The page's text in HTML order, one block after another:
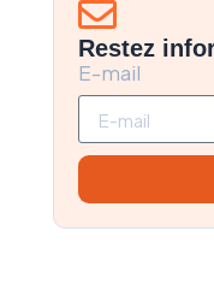
Restez
E-mail